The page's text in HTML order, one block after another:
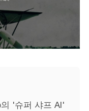
'슈퍼 샤프 AI'